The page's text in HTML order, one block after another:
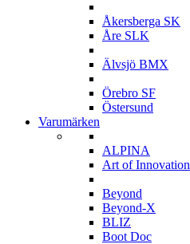
Åkersberga SK
Åre SLK
Älvsjö BMX
Örebro SF
Östersund
Varumärken
ALPINA
Art of Innovation
Beyond
Beyond-X
BLIZ
Boot Doc